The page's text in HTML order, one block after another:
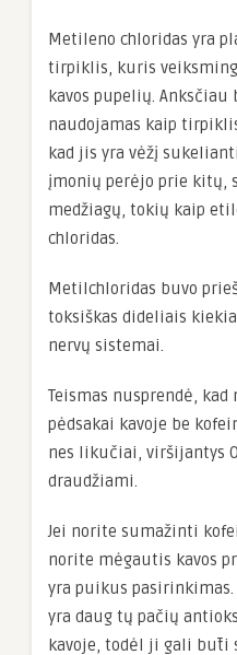
Metileno chloridas yra
tirpiklis, kuris
kavos pupelių. Anksčiau
naudojamas kaip
kad jis yra vėžį
įmonių perėjo prie kitų,
medžiagų, tokių kaip
chloridas.
Metilchloridas buvo
toksiškas dideliais
nervų sistemai.
Teismas nusprendė,
pėdsakai kavoje be
nes likučiai, viršijantys
draudžiami.
Jei norite sumažinti
norite mėgautis kavos
yra puikus pasirinkimas.
yra daug tų pačių
kavoje, todėl ji gali būti